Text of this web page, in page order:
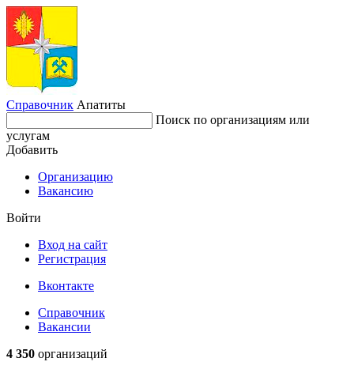
Справочник Апатиты
Поиск по организациям или
услугам
Добавить
Организацию
Вакансию
Войти
Вход на сайт
Регистрация
Вконтакте
Справочник
Вакансии
4 350 организаций